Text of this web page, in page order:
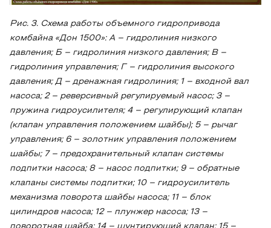
Рис. 3. Схема работы объемного гидропривода
комбайна «Дон 1500»: А – гидролиния низкого
давления; Б – гидролиния низкого давления; В –
гидролиния управления; Г – гидролиния высокого
давления; Д – дренажная гидролиния; 1 – входной вал
насоса; 2 – реверсивный регулируемый насос; 3 –
пружина гидроусилителя; 4 – регулирующий клапан
(клапан управления положением шайбы); 5 – рычаг
управления; 6 – золотник управления положением
шайбы; 7 – предохранительный клапан системы
подпитки насоса; 8 – насос подпитки; 9 – обратные
клапаны системы подпитки; 10 – гидроусилитель
механизма поворота шайбы насоса; 11 – блок
цилиндров насоса; 12 – плунжер насоса; 13 –